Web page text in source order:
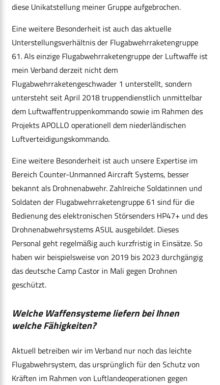
diese Unikatstellung meiner Gruppe aufgebrochen.
Eine weitere Besonderheit ist auch das aktuelle
Unterstellungsverhältnis der Flugabwehrraketengruppe
61. Als einzige Flugabwehrraketengruppe der Luftwaffe ist
mein Verband derzeit nicht dem
Flugabwehrraketengeschwader 1 unterstellt, sondern
untersteht seit April 2018 truppendienstlich unmittelbar
dem Luftwaffentruppenkommando sowie im Rahmen des
Projekts APOLLO operationell dem niederländischen
Luftverteidigungskommando.
Eine weitere Besonderheit ist auch unsere Expertise im
Bereich Counter-Unmanned Aircraft Systems, besser
bekannt als Drohnenabwehr. Zahlreiche Soldatinnen und
Soldaten der Flugabwehrraketengruppe 61 sind für die
Bedienung des elektronischen Störsenders HP47+ und des
Drohnenabwehrsystems ASUL ausgebildet. Dieses
Personal geht regelmäßig auch kurzfristig in Einsätze. So
haben wir beispielsweise von 2019 bis 2023 durchgängig
das deutsche Camp Castor in Mali gegen Drohnen
geschützt.
Welche Waffensysteme liefern bei Ihnen
welche Fähigkeiten?
Aktuell betreiben wir im Verband nur noch das leichte
Flugabwehrsystem, das ursprünglich für den Schutz von
Kräften im Rahmen von Luftlandeoperationen gegen